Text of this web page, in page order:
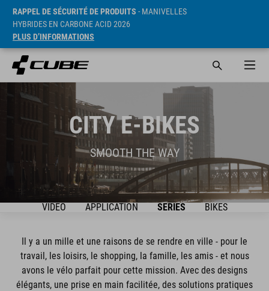
RAPPEL DE SÉCURITÉ DE PRODUITS - MANIVELLES
HYBRIDES EN CARBONE ACID 2026
PLUS D’INFORMATIONS
CITY E-BIKES
SMOOTH THE WAY
VIDEO APPLICATION SÉRIES BIKES
Il y a un mille et une raisons de se rendre en ville - pour le
travail, les loisirs, le shopping, la famille, les amis - et nous
avons le vélo parfait pour cette mission. Avec des designs
élégants, une prise en main facilitée, des solutions pratiques